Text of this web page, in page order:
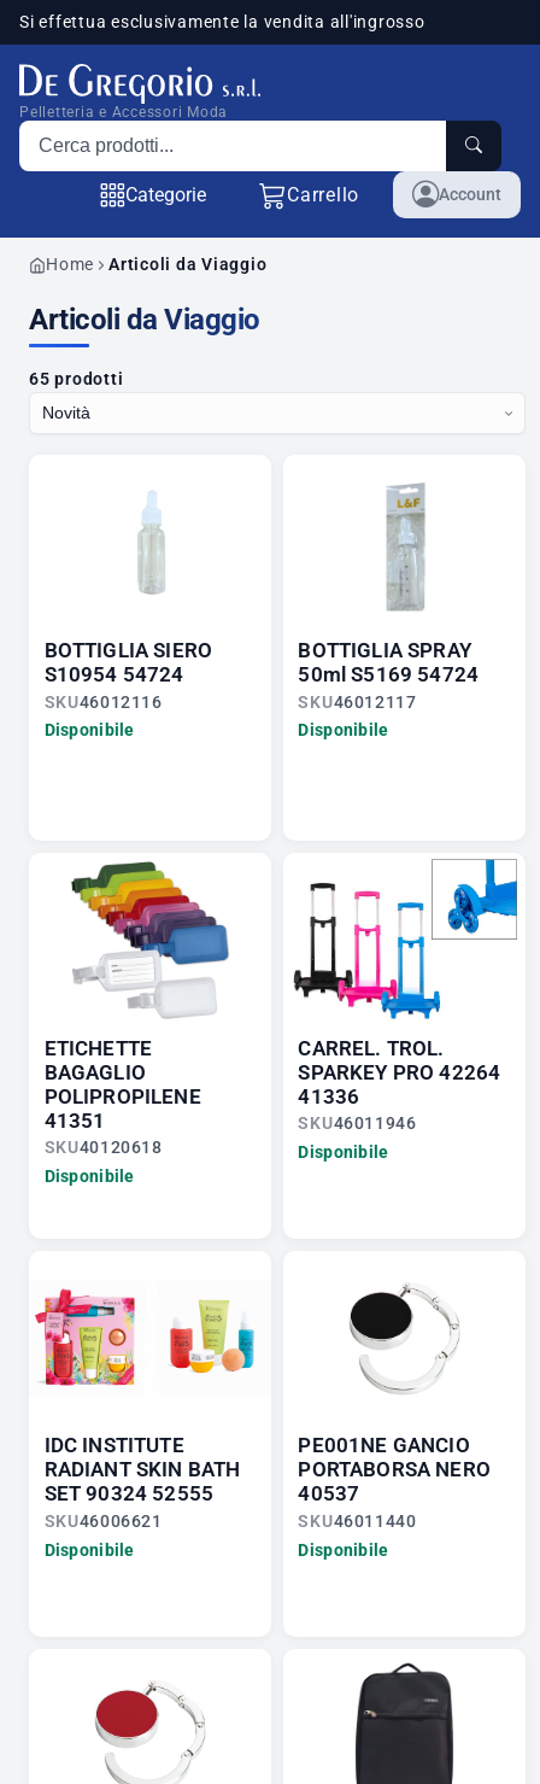
Si effettua esclusivamente la vendita all'ingrosso
Pelletteria e Accessori Moda
Cerca prodotti
Categorie Carrello Account
Home Articoli da Viaggio
Articoli da Viaggio
65 prodotti
BOTTIGLIA SIERO
S10954 54724
SKU46012116
Disponibile
BOTTIGLIA SPRAY
50ml S5169 54724
SKU46012117
Disponibile
ETICHETTE
BAGAGLIO
POLIPROPILENE
41351
SKU40120618
Disponibile
CARREL. TROL.
SPARKEY PRO 42264
41336
SKU46011946
Disponibile
IDC INSTITUTE
RADIANT SKIN BATH
SET 90324 52555
SKU46006621
Disponibile
PE001NE GANCIO
PORTABORSA NERO
40537
SKU46011440
Disponibile